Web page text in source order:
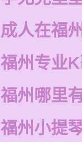
成人在福
福州专业
福州哪里
福州小提